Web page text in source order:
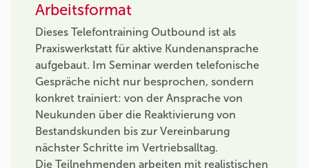
Arbeitsformat
Dieses Telefontraining Outbound ist als
Praxiswerkstatt für aktive Kundenansprache
aufgebaut. Im Seminar werden telefonische
Gespräche nicht nur besprochen, sondern
konkret trainiert: von der Ansprache von
Neukunden über die Reaktivierung von
Bestandskunden bis zur Vereinbarung
nächster Schritte im Vertriebsalltag.
Die Teilnehmenden arbeiten mit realistischen